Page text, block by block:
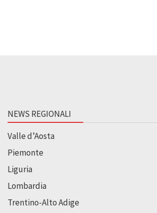
NEWS REGIONALI
Valle d’Aosta
Piemonte
Liguria
Lombardia
Trentino-Alto Adige